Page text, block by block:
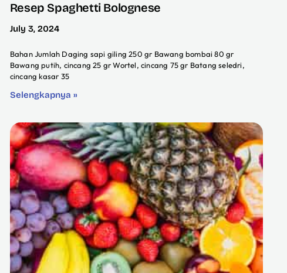
Resep Spaghetti Bolognese
July 3, 2024
Bahan Jumlah Daging sapi giling 250 gr Bawang bombai 80 gr
Bawang putih, cincang 25 gr Wortel, cincang 75 gr Batang seledri,
cincang kasar 35
Selengkapnya »